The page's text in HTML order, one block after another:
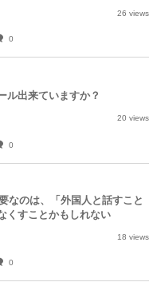
26 views
0
ル出来ていますか？
20 views
0
なのは、「外国人と話すこと
くすことかもしれない
18 views
0